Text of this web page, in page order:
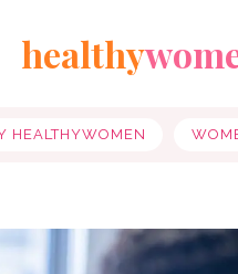
healthy
HEALTHYWOMEN